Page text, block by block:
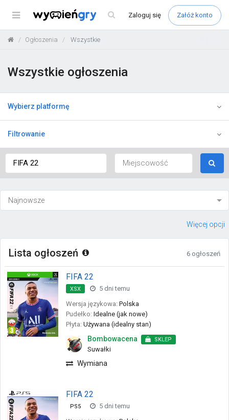
Menu Zaloguj się Załóż konto
Ogłoszenia Wszystkie
Wszystkie ogłoszenia
Wybierz platformę
Filtrowanie
Więcej opcji
Lista ogłoszeń 6 ogłoszeń
FIFA 22
XSX
5 dni temu
Wersja językowa: Polska
Pudełko: Idealne (jak nowe)
Płyta: Używana (idealny stan)
Bombowacena SKLEP
Suwałki
Wymiana
FIFA 22
PS5
5 dni temu